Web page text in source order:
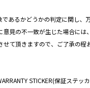
あるかどうかの判定に関し、
意見の不一致が生じた場合には
せて頂きますので、ご了承の程
STICKER(保証ステッ